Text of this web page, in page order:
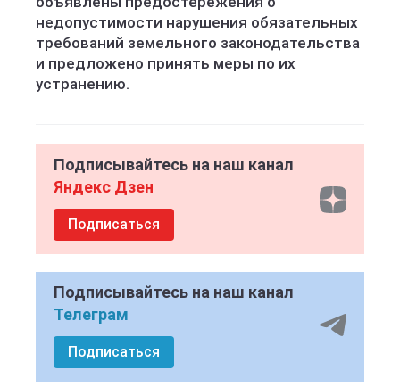
недопустимости нарушения обязательных
требований земельного законодательства
и предложено принять меры по их
устранению.
Подписывайтесь на наш канал
Яндекс Дзен
Подписаться
Подписывайтесь на наш канал
Телеграм
Подписаться